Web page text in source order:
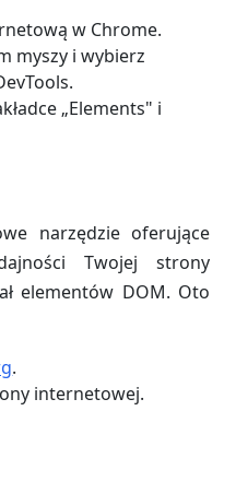
w Chrome.
myszy i wybierz
„Elements" i
narzędzie oferujące
Twojej strony
elementów DOM. Oto
.
internetowej.